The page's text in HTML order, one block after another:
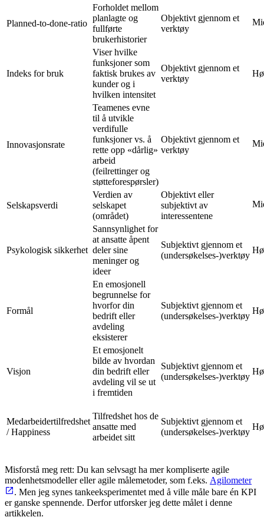
Planned-to-done-ratio
Forholdet mellom
planlagte og
fullførte
brukerhistorier
Objektivt gjennom et
verktøy
Indeks for bruk
Viser hvilke
funksjoner som
faktisk brukes av
kunder og i
hvilken intensitet
Objektivt gjennom et
verktøy
Innovasjonsrate
Teamenes evne
til å utvikle
verdifulle
funksjoner vs. å
rette opp «dårlig»
arbeid
(feilrettinger og
støtteforespørsler)
Objektivt gjennom et
verktøy
Selskapsverdi
Verdien av
selskapet
(området)
Objektivt eller
subjektivt av
interessentene
Psykologisk sikkerhet
Sannsynlighet for
at ansatte åpent
deler sine
meninger og
ideer
Subjektivt gjennom et
(undersøkelses-)verktøy
Formål
En emosjonell
begrunnelse for
hvorfor din
bedrift eller
avdeling
eksisterer
Subjektivt gjennom et
(undersøkelses-)verktøy
Visjon
Et emosjonelt
bilde av hvordan
din bedrift eller
avdeling vil se ut
i fremtiden
Subjektivt gjennom et
(undersøkelses-)verktøy
Medarbeidertilfredshet
/ Happiness
Tilfredshet hos de
ansatte med
arbeidet sitt
Subjektivt gjennom et
(undersøkelses-)verktøy
Misforstå meg rett: Du kan selvsagt ha mer kompliserte agile
modenhetsmodeller eller agile målemetoder, som f.eks. Agilometer
. Men jeg synes tankeeksperimentet med å ville måle bare én KPI
er ganske spennende. Derfor utforsker jeg dette målet i denne
artikkelen.